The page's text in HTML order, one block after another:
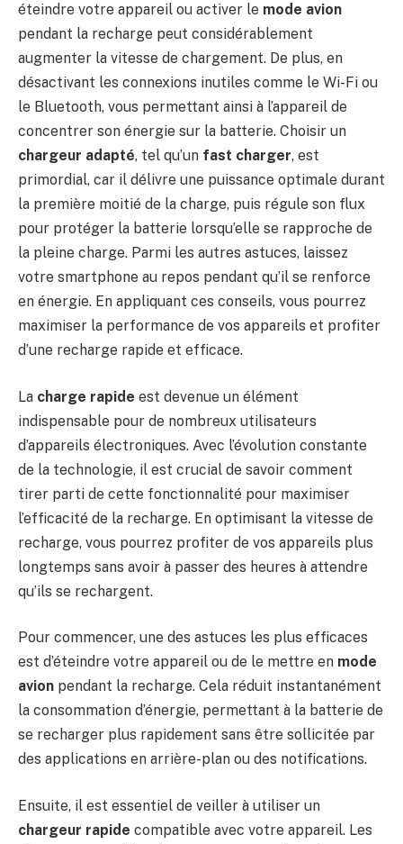
éteindre votre appareil ou activer le mode avion
pendant la recharge peut considérablement
augmenter la vitesse de chargement. De plus, en
désactivant les connexions inutiles comme le Wi-Fi ou
le Bluetooth, vous permettant ainsi à l’appareil de
concentrer son énergie sur la batterie. Choisir un
chargeur adapté, tel qu’un fast charger, est
primordial, car il délivre une puissance optimale durant
la première moitié de la charge, puis régule son flux
pour protéger la batterie lorsqu’elle se rapproche de
la pleine charge. Parmi les autres astuces, laissez
votre smartphone au repos pendant qu’il se renforce
en énergie. En appliquant ces conseils, vous pourrez
maximiser la performance de vos appareils et profiter
d’une recharge rapide et efficace.
La charge rapide est devenue un élément
indispensable pour de nombreux utilisateurs
d’appareils électroniques. Avec l’évolution constante
de la technologie, il est crucial de savoir comment
tirer parti de cette fonctionnalité pour maximiser
l’efficacité de la recharge. En optimisant la vitesse de
recharge, vous pourrez profiter de vos appareils plus
longtemps sans avoir à passer des heures à attendre
qu’ils se rechargent.
Pour commencer, une des astuces les plus efficaces
est d’éteindre votre appareil ou de le mettre en mode
avion pendant la recharge. Cela réduit instantanément
la consommation d’énergie, permettant à la batterie de
se recharger plus rapidement sans être sollicitée par
des applications en arrière-plan ou des notifications.
Ensuite, il est essentiel de veiller à utiliser un
chargeur rapide compatible avec votre appareil. Les